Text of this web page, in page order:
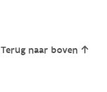
Terug naar boven